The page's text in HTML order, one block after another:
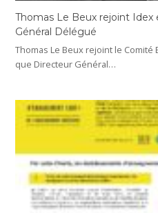
Thomas Le Beux rejoint
Général Délégué
Thomas Le Beux rejoint le
que Directeur Général…